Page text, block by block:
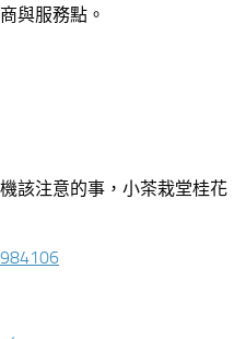
與服務點。
該注意的事，小茶栽堂桂花